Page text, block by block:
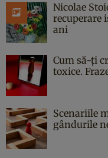
Nicolae
recuperare
ani
Cum să-ți
toxice.
Scenariile
gândurile